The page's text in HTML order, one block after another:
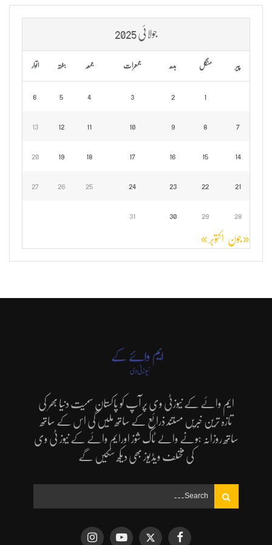
جولائی 2025
پیر منگل بدھ جمعرات جمعہ ہفتہ اتوار
1
2
3
4
5
6
7
8
9
10
11
12
13
14
15
16
17
18
19
20
21
22
23
24
25
26
27
28
29
30
31
« جون اکتوبر »
ایم وائے کے نیوزٹی وی پر آپ کو پاکستان سمیت دنیا بھر کی
تازہ ترین خبریں مستند ذرائع کے ساتھ ملیں گی اس کے ساتھ
ساتھ روزانہ ہونے والے ٹاک شوز اورایم وائے کے نیوز ٹی وی
کی مختلف ویڈیوز بھی دیکھ سکیں گے